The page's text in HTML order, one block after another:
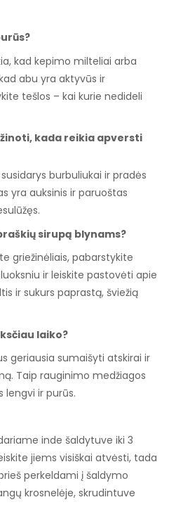
kad kepimo milteliai arba
abu yra aktyvūs ir
tešlos – kai kurie nedideli
kada reikia apversti
burbuliukai ir pradės
yra auksinis ir paruoštas
sirupą blynams?
griežinėliais, pabarstykite
ir leiskite pastovėti apie
ir sukurs paprastą, šviežią
laiko?
geriausia sumaišyti atskirai ir
Taip rauginimo medžiagos
lengvi ir purūs.
inde šaldytuve iki 3
jiems visiškai atvėsti, tada
perkeldami į šaldymo
krosnelėje, skrudintuve